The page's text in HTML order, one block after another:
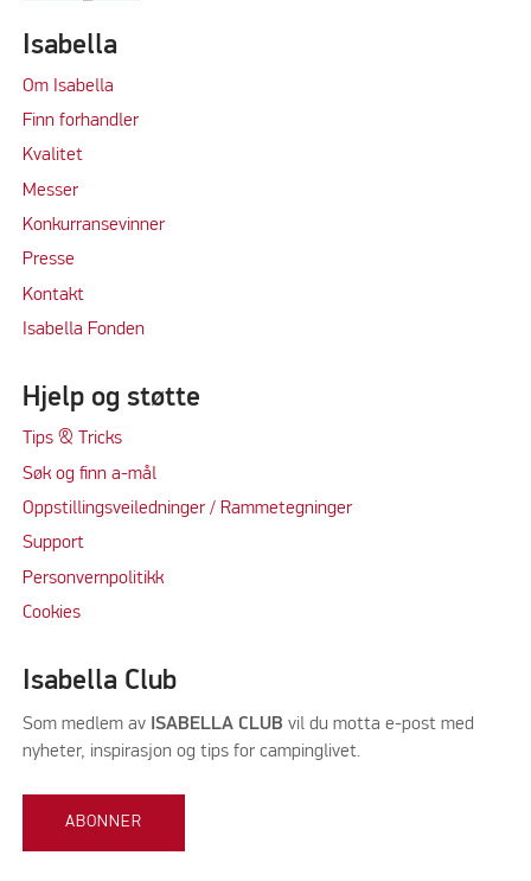
Isabella
Om Isabella
Finn forhandler
Kvalitet
Messer
Konkurransevinner
Presse
Kontakt
Isabella Fonden
Hjelp og støtte
Tips & Tricks
Søk og finn a-mål
Oppstillingsveiledninger / Rammetegninger
Support
Personvernpolitikk
Cookies
Isabella Club
Som medlem avISABELLA CLUB vil du motta e-post med
nyheter, inspirasjon og tips for campinglivet.
ABONNER